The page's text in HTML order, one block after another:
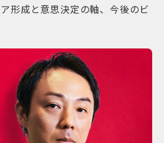
形成と意思決定の軸、今後のビ